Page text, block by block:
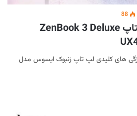
88
تیزر رسمی معرفی لپتاپ ZenBook 3 Deluxe
های کلیدی لپ تاپ زنبوک ایسوس مدل